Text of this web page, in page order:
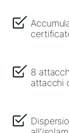
8
attacchi